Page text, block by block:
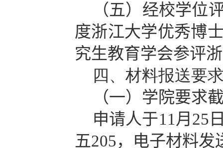
（五） 经校学位
度浙江大学优秀博
究生教育学会参评
四、材料报送要
（一）学院要求
申请人于11月25
五205，电子材料发